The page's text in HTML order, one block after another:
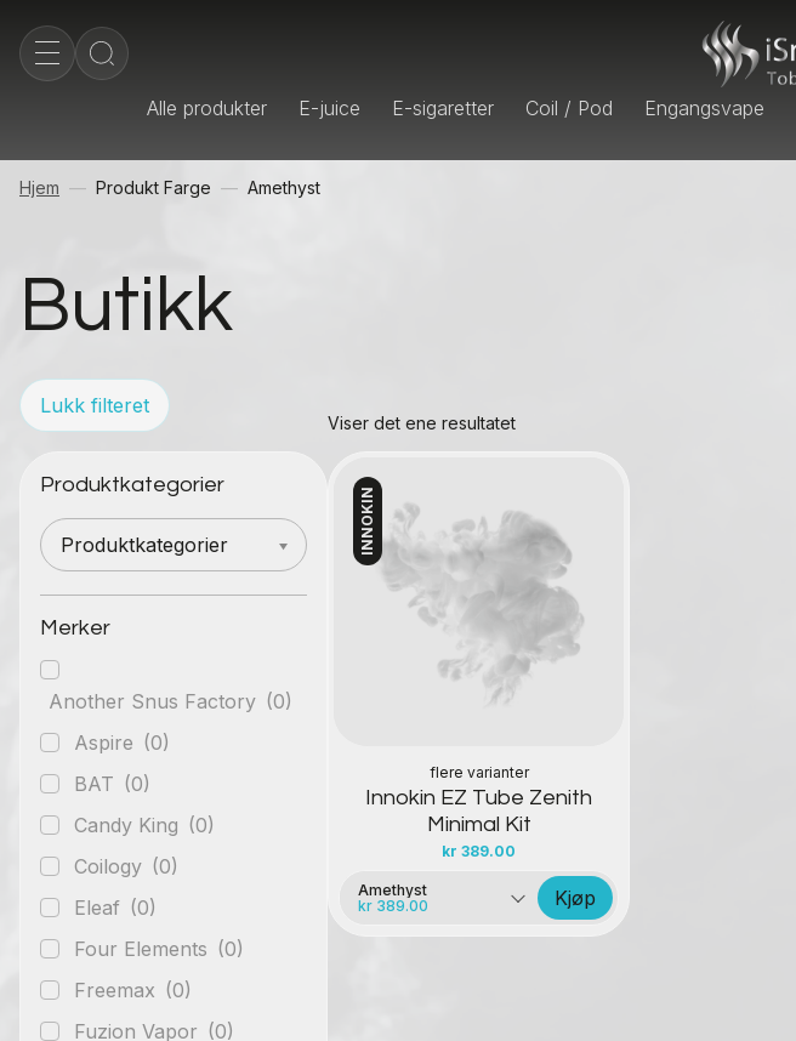
Alle produkter E-juice E-sigaretter Coil / Pod Engangsvape
Hjem Produkt Farge Amethyst
Butikk
Lukk filteret
Produktkategorier
Produktkategorier
Merker
Another Snus Factory (0)
Aspire (0)
BAT (0)
Candy King (0)
Coilogy (0)
Eleaf (0)
Four Elements (0)
Freemax (0)
Fuzion Vapor (0)
Viser det ene resultatet
INNOKIN
flere varianter
Innokin EZ Tube Zenith
Minimal Kit
kr 389.00
Kontakt oss
Amethyst
kr 389.00
Kjøp